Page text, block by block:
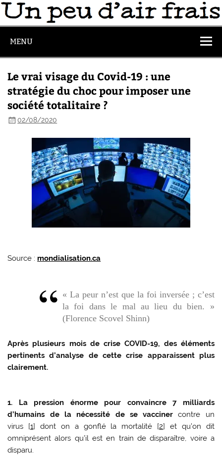
MENU
Le vrai visage du Covid-19 : une
stratégie du choc pour imposer une
société totalitaire ?
02/08/2020
Source : mondialisation.ca
« La peur n’est que la foi inversée ; c’est
la foi dans le mal au lieu du bien. »
(Florence Scovel Shinn)
Après plusieurs mois de crise COVID-19, des éléments
pertinents d’analyse de cette crise apparaissent plus
clairement.
1. La pression énorme pour convaincre 7 milliards
d’humains de la nécessité de se vacciner contre un
virus [1] dont on a gonflé la mortalité [2] et qu’on dit
omniprésent alors qu’il est en train de disparaître, voire a
disparu.